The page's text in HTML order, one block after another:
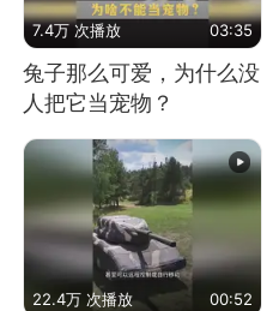
7.4万 次播放 03:35
兔子那么可爱，为什么没
人把它当宠物？
22.4万 次播放 00:52